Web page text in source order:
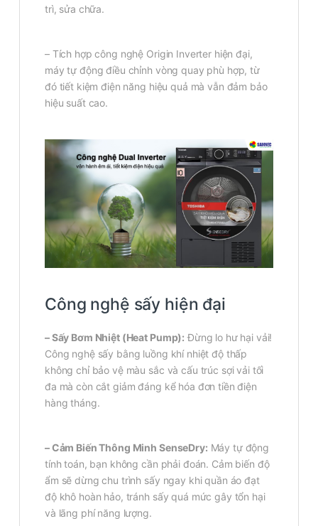
trì, sửa chữa.
– Tích hợp công nghệ Origin Inverter hiện đại,
máy tự động điều chỉnh vòng quay phù hợp, từ
đó tiết kiệm điện năng hiệu quả mà vẫn đảm bảo
hiệu suất cao.
Công nghệ sấy hiện đại
– Sấy Bơm Nhiệt (Heat Pump): Đừng lo hư hại vải!
Công nghệ sấy bằng luồng khí nhiệt độ thấp
không chỉ bảo vệ màu sắc và cấu trúc sợi vải tối
đa mà còn cắt giảm đáng kể hóa đơn tiền điện
hàng tháng.
– Cảm Biến Thông Minh SenseDry: Máy tự động
tính toán, bạn không cần phải đoán. Cảm biến độ
ẩm sẽ dừng chu trình sấy ngay khi quần áo đạt
độ khô hoàn hảo, tránh sấy quá mức gây tổn hại
và lãng phí năng lượng.